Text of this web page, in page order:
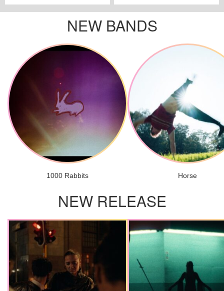
NEW BANDS
1000 Rabbits Horse
NEW RELEASE